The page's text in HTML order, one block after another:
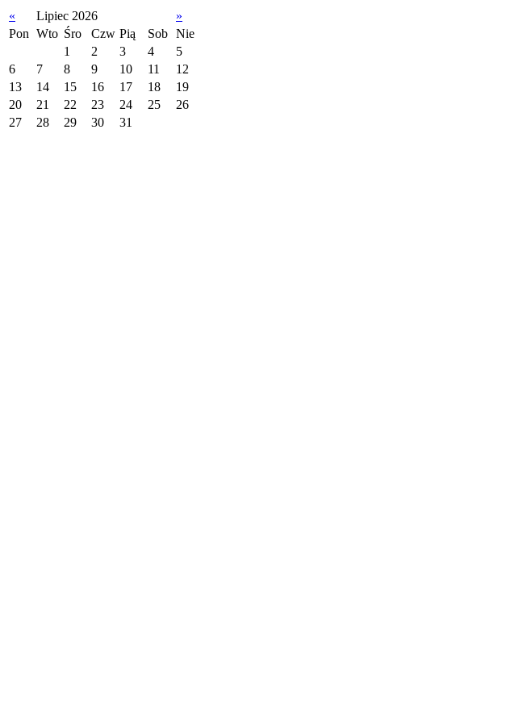
« Lipiec 2026
»
Pon Wto Śro Czw Pią Sob Nie
1
2 3 4
5
6
7 8 9 10 11
12
13
14 15 16 17 18
19
20
21 22 23 24 25
26
27
28 29 30 31